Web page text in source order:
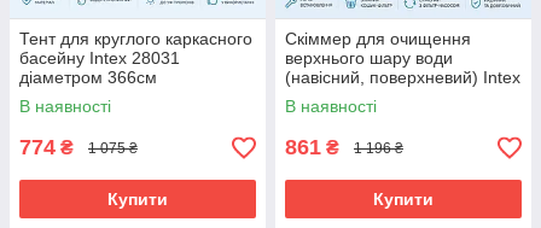
Тент для круглого каркасного
басейну Intex 28031
діаметром 366см
В наявності
774 ₴ 1 075 ₴
Купити
Скіммер для очищення
верхнього шару води
(навісний, поверхневий) Intex
28000
В наявності
861 ₴ 1 196 ₴
Купити